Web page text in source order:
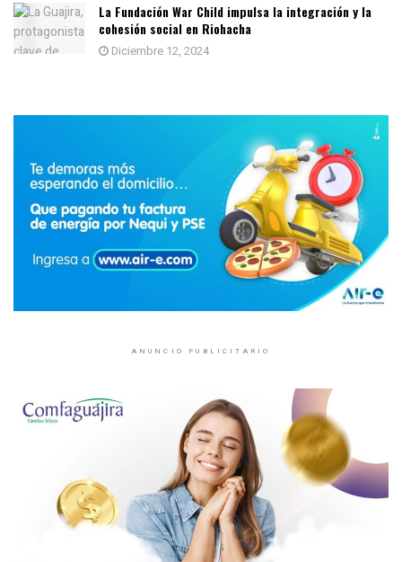
La Fundación War Child impulsa la integración y la
cohesión social en Riohacha
Diciembre 12, 2024
ANUNCIO PUBLICITARIO